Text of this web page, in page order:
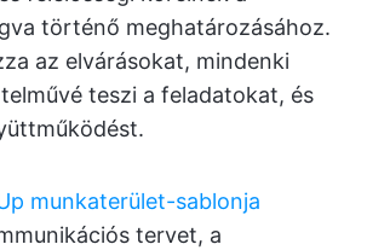
történő meghatározásához.
az elvárásokat, mindenki
teszi a feladatokat, és
munkaterület-sablonja
tervet, a